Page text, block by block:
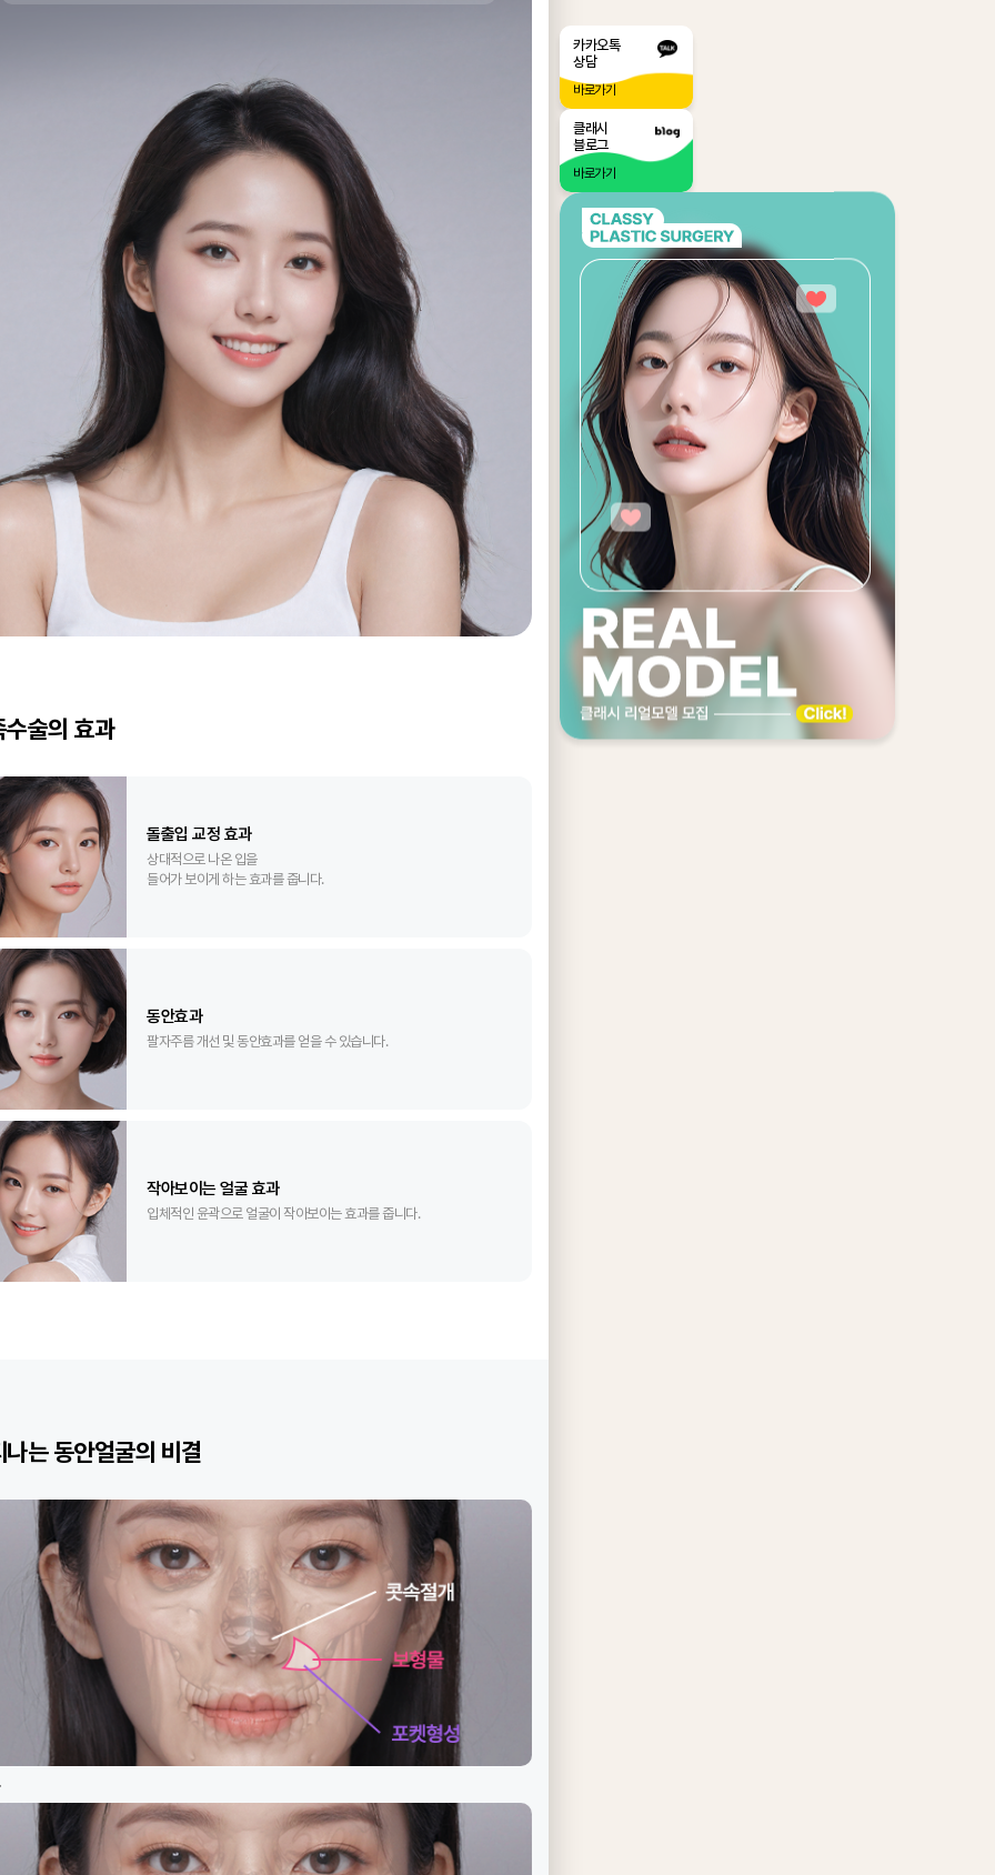
수술의 효과
돌출입 교정 효과
상대적으로 나온 입을
들어가 보이게 하는 효과를 줍니다.
동안효과
팔자주름 개선 및 동안효과를 얻을 수 있습니다.
작아보이는 얼굴 효과
입체적인 윤곽으로 얼굴이 작아보이는 효과를 줍니다.
나는 동안얼굴의 비결
카카오톡
상담
바로가기
클래시
블로그
바로가기